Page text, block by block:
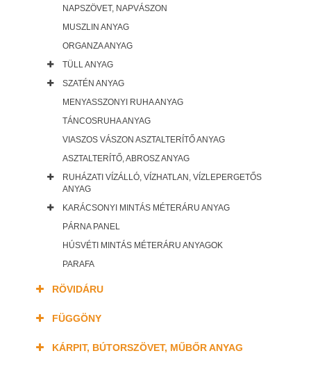
NAPSZÖVET, NAPVÁSZON
MUSZLIN ANYAG
ORGANZA ANYAG
TÜLL ANYAG
SZATÉN ANYAG
MENYASSZONYI RUHA ANYAG
TÁNCOSRUHA ANYAG
VIASZOS VÁSZON ASZTALTERÍTŐ ANYAG
ASZTALTERÍTŐ, ABROSZ ANYAG
RUHÁZATI VÍZÁLLÓ, VÍZHATLAN, VÍZLEPERGETŐS
ANYAG
KARÁCSONYI MINTÁS MÉTERÁRU ANYAG
PÁRNA PANEL
HÚSVÉTI MINTÁS MÉTERÁRU ANYAGOK
PARAFA
RÖVIDÁRU
FÜGGÖNY
KÁRPIT, BÚTORSZÖVET, MŰBŐR ANYAG